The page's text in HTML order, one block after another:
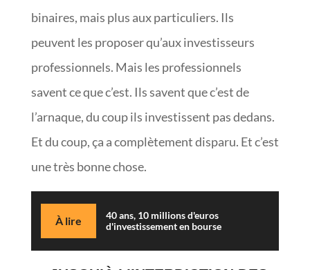
binaires, mais plus aux particuliers. Ils
peuvent les proposer qu’aux investisseurs
professionnels. Mais les professionnels
savent ce que c’est. Ils savent que c’est de
l’arnaque, du coup ils investissent pas dedans.
Et du coup, ça a complètement disparu. Et c’est
une très bonne chose.
À lire
40 ans, 10 millions d'euros
d'investissement en bourse